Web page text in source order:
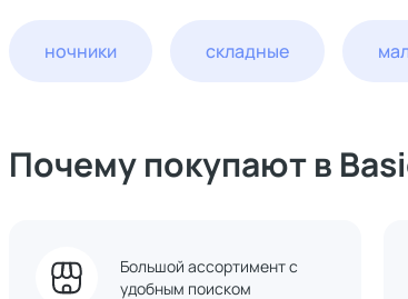
ночники складные
Почему покупают в
Большой ассортимент с
удобным поиском